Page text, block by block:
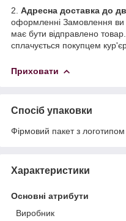
2. Адресна доставка до
оформленні Замовлення ви
має бути відправлено
сплачується покупцем
Приховати
Спосіб упаковки
Фірмовий пакет з
Характеристики
Основні атрибути
Виробник